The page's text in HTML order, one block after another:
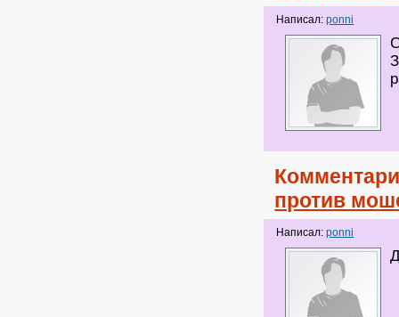
Написал:ponni
против
Написал:ponni